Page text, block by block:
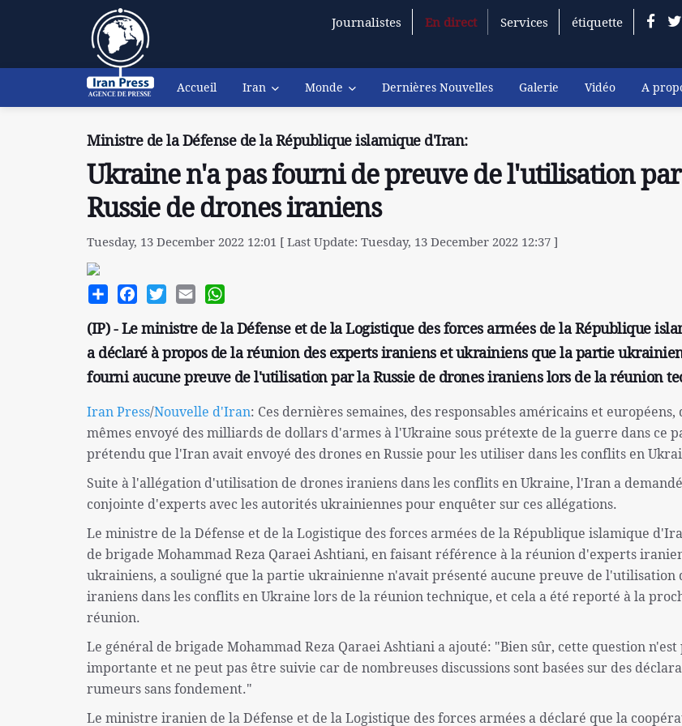
Journalistes En direct Services étiquette
Accueil Iran Monde Dernières Nouvelles Galerie Vidéo A
Ministre de la Défense de la République islamique d'Iran:
Ukraine n'a pas fourni de preuve de l'utilisation
Russie de drones iraniens
Tuesday, 13 December 2022 12:01 [ Last Update: Tuesday, 13 December 2022 12:37 ]
Share FacebookTwitterEmail
(IP) - Le ministre de la Défense et de la Logistique des forces armées de la République
a déclaré à propos de la réunion des experts iraniens et ukrainiens que la partie
fourni aucune preuve de l'utilisation par la Russie de drones iraniens lors de la réunion
Iran Press/Nouvelle d'Iran: Ces dernières semaines, des responsables américains et
mêmes envoyé des milliards de dollars d'armes à l'Ukraine sous prétexte de la guerre dans ce
prétendu que l'Iran avait envoyé des drones en Russie pour les utiliser dans les conflits en
Suite à l'allégation d'utilisation de drones iraniens dans les conflits en Ukraine, l'Iran a
conjointe d'experts avec les autorités ukrainiennes pour enquêter sur ces allégations.
Le ministre de la Défense et de la Logistique des forces armées de la République islamique
de brigade Mohammad Reza Qaraei Ashtiani, en faisant référence à la réunion d'experts
ukrainiens, a souligné que la partie ukrainienne n'avait présenté aucune preuve de l'utilisation
iraniens dans les conflits en Ukraine lors de la réunion technique, et cela a été reporté à la
réunion.
Le général de brigade Mohammad Reza Qaraei Ashtiani a ajouté: "Bien sûr, cette question n'est
importante et ne peut pas être suivie car de nombreuses discussions sont basées sur des
rumeurs sans fondement."
Le ministre iranien de la Défense et de la Logistique des forces armées a déclaré que la